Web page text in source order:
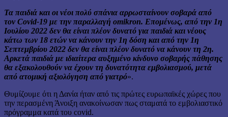
Τα παιδιά και οι νέοι πολύ σπάνια αρρωσταίνουν σοβαρά από
τον Covid-19 με την παραλλαγή omikron. Επομένως, από την 1η
Ιουλίου 2022 δεν θα είναι πλέον δυνατό για παιδιά και νέους
κάτω των 18 ετών να κάνουν την 1η δόση και από την 1η
Σεπτεμβρίου 2022 δεν θα είναι πλέον δυνατό να κάνουν τη 2η.
Αρκετά παιδιά με ιδιαίτερα αυξημένο κίνδυνο σοβαρής πάθησης
θα εξακολουθούν να έχουν τη δυνατότητα εμβολιασμού, μετά
από ατομική αξιολόγηση από γιατρό».
Θυμίζουμε ότι η Δανία ήταν από τις πρώτες ευρωπαϊκές χώρες που
την περασμένη Άνοιξη ανακοίνωσαν πως σταματά το εμβολιαστικό
πρόγραμμα κατά του covid.